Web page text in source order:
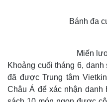
Bánh đa
Miến
Khoảng cuối tháng 6,
đã được Trung tâm
Châu Á để xác nhận danh